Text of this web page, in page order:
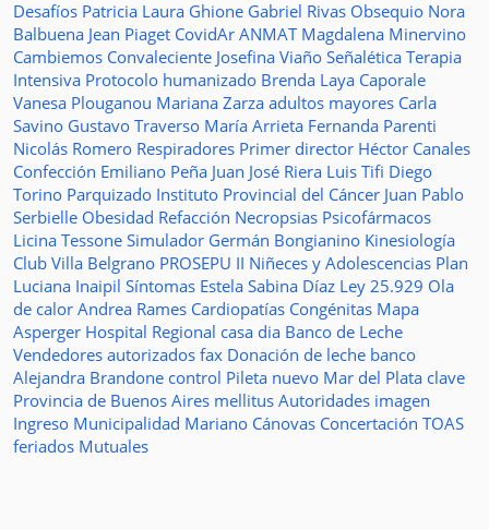
Desafíos Patricia Laura Ghione Gabriel Rivas Obsequio Nora
Balbuena Jean Piaget CovidAr ANMAT Magdalena Minervino
Cambiemos Convaleciente Josefina Viaño Señalética Terapia
Intensiva Protocolo humanizado Brenda Laya Caporale
Vanesa Plouganou Mariana Zarza adultos mayores Carla
Savino Gustavo Traverso María Arrieta Fernanda Parenti
Nicolás Romero Respiradores Primer director Héctor Canales
Confección Emiliano Peña Juan José Riera Luis Tifi Diego
Torino Parquizado Instituto Provincial del Cáncer Juan Pablo
Serbielle Obesidad Refacción Necropsias Psicofármacos
Licina Tessone Simulador Germán Bongianino Kinesiología
Club Villa Belgrano PROSEPU II Niñeces y Adolescencias Plan
Luciana Inaipil Síntomas Estela Sabina Díaz Ley 25.929 Ola
de calor Andrea Rames Cardiopatías Congénitas Mapa
Asperger Hospital Regional casa dia Banco de Leche
Vendedores autorizados fax Donación de leche banco
Alejandra Brandone control Pileta nuevo Mar del Plata clave
Provincia de Buenos Aires mellitus Autoridades imagen
Ingreso Municipalidad Mariano Cánovas Concertación TOAS
feriados Mutuales